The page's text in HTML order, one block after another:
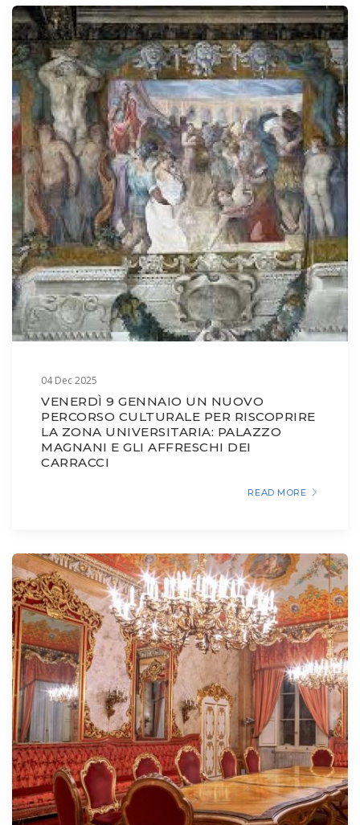
04 Dec 2025
VENERDÌ 9 GENNAIO UN NUOVO
PERCORSO CULTURALE PER RISCOPRIRE
LA ZONA UNIVERSITARIA: PALAZZO
MAGNANI E GLI AFFRESCHI DEI
CARRACCI
READ MORE